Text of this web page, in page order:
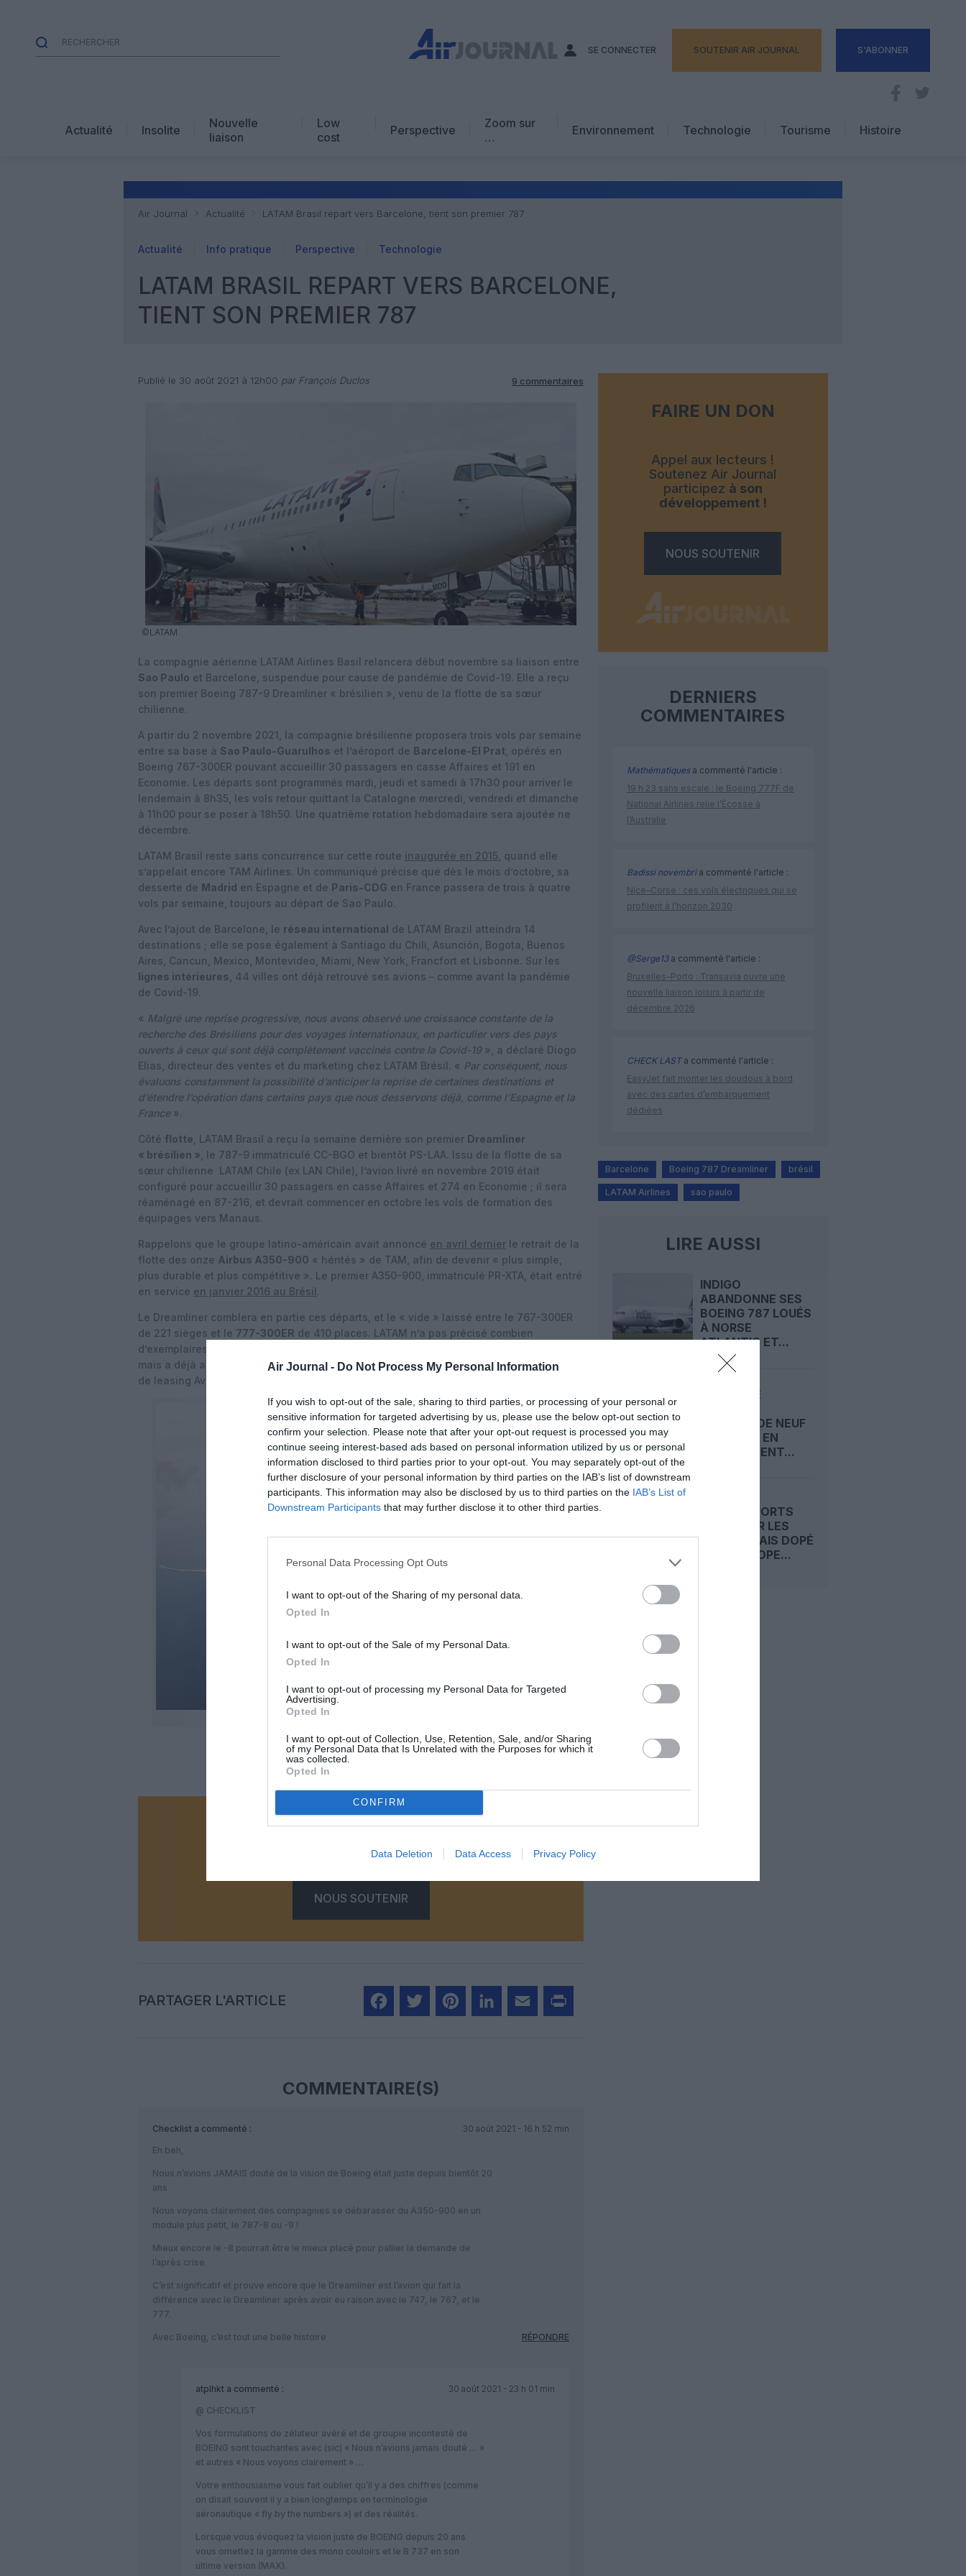
Air Journal - Do Not Process My Personal Information
If you wish to opt-out of the sale, sharing to third parties, or processing of your personal or
sensitive information for targeted advertising by us, please use the below opt-out section to
confirm your selection. Please note that after your opt-out request is processed you may
continue seeing interest-based ads based on personal information utilized by us or personal
information disclosed to third parties prior to your opt-out. You may separately opt-out of the
further disclosure of your personal information by third parties on the IAB’s list of downstream
participants. This information may also be disclosed by us to third parties on the IAB’s List of
Downstream Participants that may further disclose it to other third parties.
Personal Data Processing Opt Outs
I want to opt-out of the Sharing of my personal data.
Opted In
I want to opt-out of the Sale of my Personal Data.
Opted In
I want to opt-out of processing my Personal Data for Targeted
Advertising.
Opted In
I want to opt-out of Collection, Use, Retention, Sale, and/or Sharing
of my Personal Data that Is Unrelated with the Purposes for which it
was collected.
Opted In
CONFIRM
Data Deletion Data Access Privacy Policy
SE CONNECTER SOUTENIR AIR JOURNAL S'ABONNER
Actualité Insolite
Nouvelle
liaison
Low
cost
Perspective
Zoom sur
…
Avis d’expert
Environnement Technologie
Tourisme
Hôtellerie
Histoire
Air Journal Actualité LATAM Brasil repart vers Barcelone, tient son premier 787
Actualité Info pratique Perspective Technologie
LATAM BRASIL REPART VERS BARCELONE,
TIENT SON PREMIER 787
Publié le 30 août 2021 à 12h00 par François Duclos 9 commentaires
©LATAM
La compagnie aérienne LATAM Airlines Basil relancera début novembre sa liaison entre
Sao Paulo et Barcelone, suspendue pour cause de pandémie de Covid-19. Elle a reçu
son premier Boeing 787-9 Dreamliner « brésilien », venu de la flotte de sa sœur
chilienne.
A partir du 2 novembre 2021, la compagnie brésilienne proposera trois vols par semaine
entre sa base à Sao Paulo-Guarulhos et l’aéroport de Barcelone-El Prat , opérés en
Boeing 767-300ER pouvant accueillir 30 passagers en casse Affaires et 191 en
Economie. Les départs sont programmés mardi, jeudi et samedi à 17h30 pour arriver le
lendemain à 8h35, les vols retour quittant la Catalogne mercredi, vendredi et dimanche
à 11h00 pour se poser à 18h50. Une quatrième rotation hebdomadaire sera ajoutée ne
décembre.
LATAM Brasil reste sans concurrence sur cette route inaugurée en 2015 , quand elle
s’appelait encore TAM Airlines. Un communiqué précise que dès le mois d’octobre, sa
desserte de Madrid en Espagne et de Paris-CDG en France passera de trois à quatre
vols par semaine, toujours au départ de Sao Paulo.
Avec l’ajout de Barcelone, le réseau international de LATAM Brazil atteindra 14
destinations ; elle se pose également à Santiago du Chili, Asunción, Bogota, Buenos
Aires, Cancun, Mexico, Montevideo, Miami, New York, Francfort et Lisbonne. Sur les
lignes intérieures , 44 villes ont déjà retrouvé ses avions – comme avant la pandémie
de Covid-19.
« Malgré une reprise progressive, nous avons observé une croissance constante de la
recherche des Brésiliens pour des voyages internationaux, en particulier vers des pays
ouverts à ceux qui sont déjà complètement vaccinés contre la Covid-19 », a déclaré Diogo
Elias, directeur des ventes et du marketing chez LATAM Brésil. « Par conséquent, nous
évaluons constamment la possibilité d’anticiper la reprise de certaines destinations et
d’étendre l’opération dans certains pays que nous desservons déjà, comme l’Espagne et la
France ».
Côté flotte , LATAM Brasil a reçu la semaine dernière son premier Dreamliner
« brésilien » , le 787-9 immatriculé CC-BGO et bientôt PS-LAA. Issu de la flotte de sa
sœur chilienne LATAM Chile (ex LAN Chile), l’avion livré en novembre 2019 était
configuré pour accueillir 30 passagers en casse Affaires et 274 en Economie ; il sera
réaménagé en 87-216, et devrait commencer en octobre les vols de formation des
équipages vers Manaus.
Rappelons que le groupe latino-américain avait annoncé en avril dernier le retrait de la
flotte des onze Airbus A350-900 « hérités » de TAM, afin de devenir « plus simple,
plus durable et plus compétitive ». Le premier A350-900, immatriculé PR-XTA, était entré
en service en janvier 2016 au Brésil.
Le Dreamliner comblera en partie ces départs, et le « vide » laissé entre le 767-300ER
de 221 sièges et le 777-300ER de 410 places. LATAM n’a pas précisé combien
d’exemplaires seraient transférés (dix
mais a déjà annoncé son intention d’en louer cinq supplémentaires chez les sociétés
de leasing Avolon et Orix Aviation, tous précédemment opérés par Norwegian.
©LATAM Airlines
Vous avez apprécié l’article ?
Soutenez-nous, faites un don !
NOUS SOUTENIR
PARTAGER L'ARTICLE
COMMENTAIRE(S)
Checklist a commenté :
30 août 2021 - 16 h 52 min
Eh beh,
Nous n’avions JAMAIS douté de la vision de Boeing était juste depuis bientôt 20
ans
Nous voyons clairement des compagnies se débarasser du A350-900 en un
module plus petit, le 787-8 ou -9 !
Mieux encore le -8 pourrait être le mieux placé pour pallier la demande de
l’après crise
C’est significatif et prouve encore que le Dreamliner est l’avion qui fait la
différence avec le Dreamliner après avoir eu raison avec le 747, le 767, et le
777.
Avec Boeing, c’est tout une belle histoire RÉPONDRE
atplhkt a commenté :
30 août 2021 - 23 h 01 min
@ CHECKLIST
Vos formulations de zélateur avéré et de groupie incontesté de
BOEING sont touchantes avec (sic) « Nous n’avions jamais douté … »
et autres « Nous voyons clairement » …
Votre enthousiasme vous fait oublier qu’il y a des chiffres (comme
on disait souvent il y a bien longtemps en terminologie
aéronautique « fly by the numbers ») et des réalités.
Lorsque vous évoquez la vision juste de BOEING depuis 20 ans
vous omettez la gamme des mono couloirs et le B 737 en son
ultime version (MAX).
FAIRE UN DON
Appel aux lecteurs !
Soutenez Air Journal
participez à son
développement !
NOUS SOUTENIR
DERNIERS
COMMENTAIRES
Mathématiquesa commenté l'article :
19 h 23 sans escale : le Boeing 777F de
National Airlines relie l’Écosse à
l’Australie
Badissi novembria commenté l'article :
Nice–Corse : ces vols électriques qui se
profilent à l’horizon 2030
@Serge13a commenté l'article :
Bruxelles–Porto : Transavia ouvre une
nouvelle liaison loisirs à partir de
décembre 2026
CHECK LASTa commenté l'article :
EasyJet fait monter les doudous à bord
avec des cartes d’embarquement
dédiées
Barcelone Boeing 787 Dreamliner brésil
LATAM Airlines sao paulo
LIRE AUSSI
INDIGO
ABANDONNE SES
BOEING 787 LOUÉS
À NORSE
ATLANTIC ET...
PHILIPPINE
COMMANDE NEUF
A350-100, EN
COMPLÉMENT...
VINCI AIRPORTS
FREINÉ PAR LES
CRISES, MAIS DOPÉ
PAR L’EUROPE...